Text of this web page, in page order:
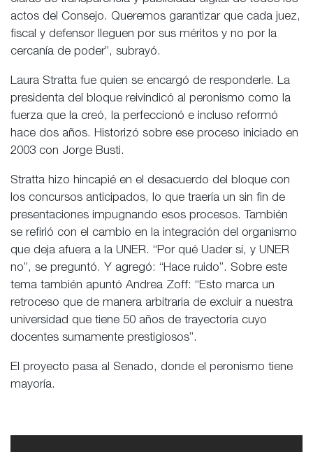
actos del Consejo. Queremos garantizar que cada juez,
fiscal y defensor lleguen por sus méritos y no por la
cercanía de poder”, subrayó.
Laura Stratta fue quien se encargó de responderle. La
presidenta del bloque reivindicó al peronismo como la
fuerza que la creó, la perfeccionó e incluso reformó
hace dos años. Historizó sobre ese proceso iniciado en
2003 con Jorge Busti.
Stratta hizo hincapié en el desacuerdo del bloque con
los concursos anticipados, lo que traería un sin fin de
presentaciones impugnando esos procesos. También
se refirió con el cambio en la integración del organismo
que deja afuera a la UNER. “Por qué Uader sí, y UNER
no”, se preguntó. Y agregó: “Hace ruido”. Sobre este
tema también apuntó Andrea Zoff: “Esto marca un
retroceso que de manera arbitraria de excluir a nuestra
universidad que tiene 50 años de trayectoria cuyo
docentes sumamente prestigiosos”.
El proyecto pasa al Senado, donde el peronismo tiene
mayoría.